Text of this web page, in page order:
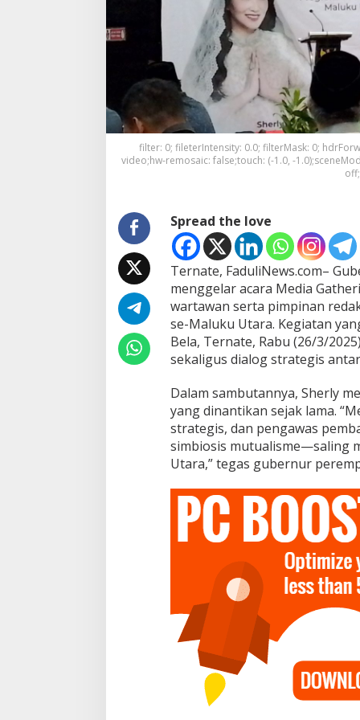
u
k
a
P
u
a
s
d
a
n
k
u
s
i
d
e
n
g
a
I
s
a
n
M
e
d
a
M
a
l
a
filter: 0; fileterIntensity: 0.0; filterMask: 0;
video;hw-remosaic: false;touch: (-1.0, -
Spread the love
Ternate, FaduliNews.com–
menggelar acara Media
wartawan serta pimpinan
se-Maluku Utara. Kegiatan
Bela, Ternate, Rabu (26/3/
sekaligus dialog strategis
Dalam sambutannya, Sherly
yang dinantikan sejak lama.
strategis, dan pengawas
simbiosis mutualisme—saling
Utara,” tegas gubernur